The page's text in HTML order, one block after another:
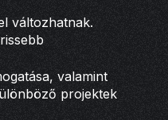
változhatnak.
valamint
projektek